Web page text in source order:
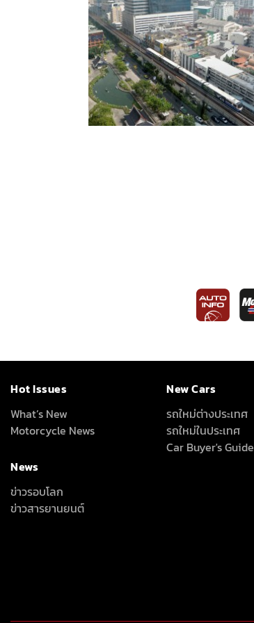
Hot Issues
What’s New
Motorcycle News
News
ข่าวรอบโลก
ข่าวสารยานยนต์
New Cars
รถใหม่ต่างประเทศ
รถใหม่ในประเทศ
Car Buyer's Guide